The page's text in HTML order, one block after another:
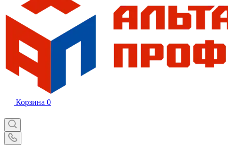
Корзина 0